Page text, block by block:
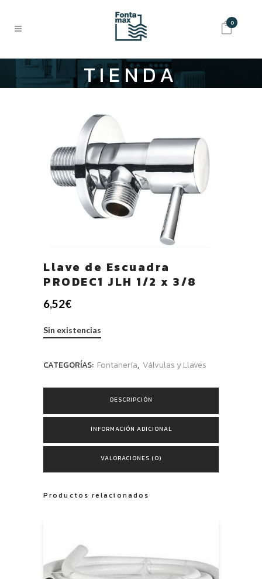
0
TIENDA
Llave de Escuadra
PRODEC1 JLH 1/2 x 3/8
6,52€
Sin existencias
CATEGORÍAS: Fontanería, Válvulas y Llaves
DESCRIPCIÓN
INFORMACIÓN ADICIONAL
VALORACIONES (0)
Productos relacionados